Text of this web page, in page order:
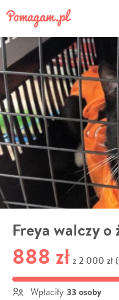
Freya walczy o
888 zł z 2 000 zł
Wpłaciły 33 osoby